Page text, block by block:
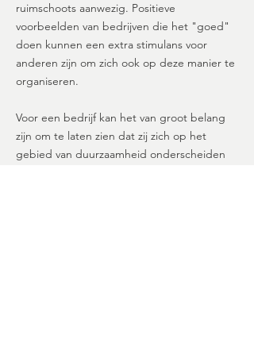
ruimschoots aanwezig. Positieve
voorbeelden van bedrijven die het "goed"
doen kunnen een extra stimulans voor
anderen zijn om zich ook op deze manier te
organiseren.
Voor een bedrijf kan het van groot belang
zijn om te laten zien dat zij zich op het
gebied van duurzaamheid onderscheiden